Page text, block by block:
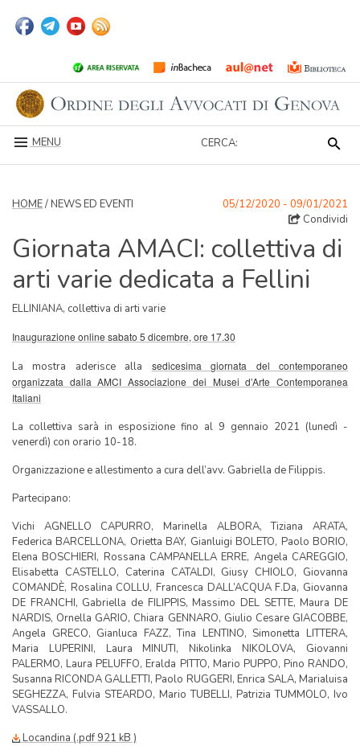
MENU CERCA:
HOME/ NEWS ED EVENTI
05/12/2020 - 09/01/2021
Condividi
Giornata AMACI: collettiva di
arti varie dedicata a Fellini
ELLINIANA, collettiva di arti varie
Inaugurazione online sabato 5 dicembre, ore 17.30
La mostra aderisce alla sedicesima giornata del contemporaneo
organizzata dalla AMCI Associazione dei Musei d’Arte Contemporanea
Italiani
La collettiva sarà in esposizione fino al 9 gennaio 2021 (lunedì -
venerdì) con orario 10-18.
Organizzazione e allestimento a cura dell’avv. Gabriella de Filippis.
Partecipano:
Vichi AGNELLO CAPURRO, Marinella ALBORA, Tiziana ARATA,
Federica BARCELLONA, Orietta BAY, Gianluigi BOLETO, Paolo BORIO,
Elena BOSCHIERI, Rossana CAMPANELLA ERRE, Angela CAREGGIO,
Elisabetta CASTELLO, Caterina CATALDI, Giusy CHIOLO, Giovanna
COMANDÈ, Rosalina COLLU, Francesca DALL’ACQUA F.Da, Giovanna
DE FRANCHI, Gabriella de FILIPPIS, Massimo DEL SETTE, Maura DE
NARDIS, Ornella GARIO, Chiara GENNARO, Giulio Cesare GIACOBBE,
Angela GRECO, Gianluca FAZZ, Tina LENTINO, Simonetta LITTERA,
Maria LUPERINI, Laura MINUTI, Nikolinka NIKOLOVA, Giovanni
PALERMO, Laura PELUFFO, Eralda PITTO, Mario PUPPO, Pino RANDO,
Susanna RICONDA GALLETTI, Paolo RUGGERI, Enrica SALA, Marialuisa
SEGHEZZA, Fulvia STEARDO, Mario TUBELLI, Patrizia TUMMOLO, Ivo
VASSALLO.
Locandina (.pdf 921 kB )